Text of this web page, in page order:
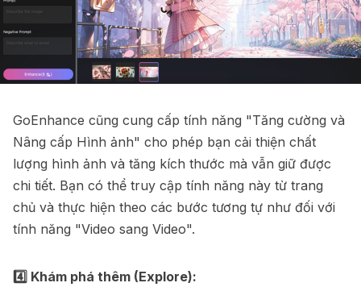
GoEnhance cũng cung cấp tính năng "Tăng cường và
Nâng cấp Hình ảnh" cho phép bạn cải thiện chất
lượng hình ảnh và tăng kích thước mà vẫn giữ được
chi tiết. Bạn có thể truy cập tính năng này từ trang
chủ và thực hiện theo các bước tương tự như đối với
tính năng "Video sang Video".
4️⃣ Khám phá thêm (Explore):